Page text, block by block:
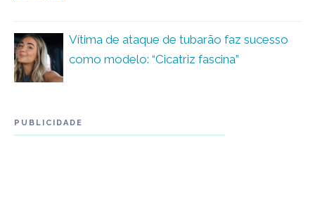
Vítima de ataque de tubarão faz sucesso
como modelo: “Cicatriz fascina”
PUBLICIDADE